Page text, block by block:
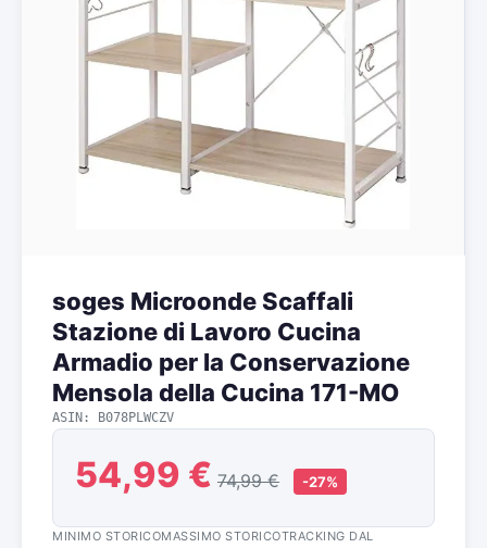
soges Microonde Scaffali
Stazione di Lavoro Cucina
Armadio per la Conservazione
Mensola della Cucina 171-MO
ASIN: B078PLWCZV
54,99 € 74,99 € -27%
MINIMO STORICOMASSIMO STORICOTRACKING DAL